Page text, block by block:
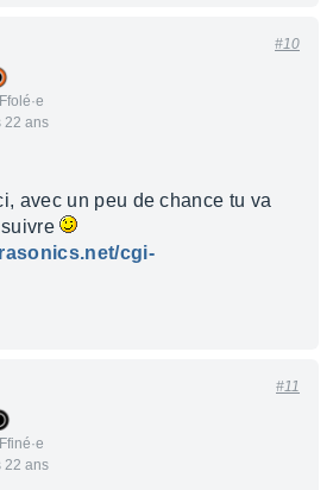
22 ans
#10
avec un peu de chance tu va
suivre
cgi-
22 ans
#11